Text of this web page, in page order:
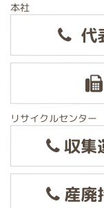
本社
代
リサイクルセンター
収
産